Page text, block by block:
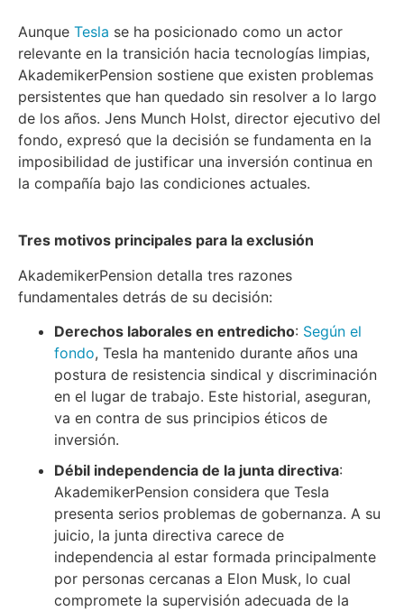
Aunque Tesla se ha posicionado como un actor
relevante en la transición hacia tecnologías limpias,
AkademikerPension sostiene que existen problemas
persistentes que han quedado sin resolver a lo largo
de los años. Jens Munch Holst, director ejecutivo del
fondo, expresó que la decisión se fundamenta en la
imposibilidad de justificar una inversión continua en
la compañía bajo las condiciones actuales.
Tres motivos principales para la exclusión
AkademikerPension detalla tres razones
fundamentales detrás de su decisión:
Derechos laborales en entredicho: Según el
fondo, Tesla ha mantenido durante años una
postura de resistencia sindical y discriminación
en el lugar de trabajo. Este historial, aseguran,
va en contra de sus principios éticos de
inversión.
Débil independencia de la junta directiva:
AkademikerPension considera que Tesla
presenta serios problemas de gobernanza. A su
juicio, la junta directiva carece de
independencia al estar formada principalmente
por personas cercanas a Elon Musk, lo cual
compromete la supervisión adecuada de la